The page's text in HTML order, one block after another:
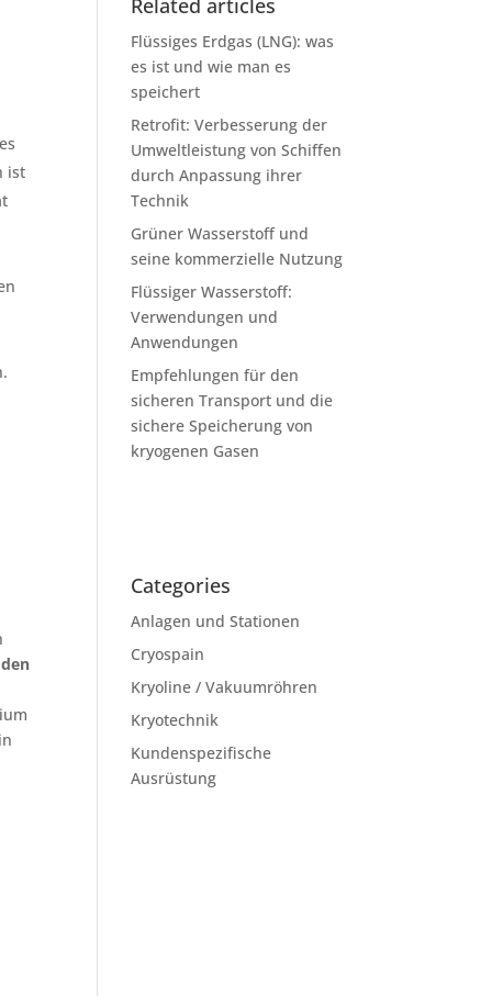
ist
Related articles
Flüssiges Erdgas (LNG): was
es ist und wie man es
speichert
Retrofit: Verbesserung der
Umweltleistung von Schiffen
durch Anpassung ihrer
Technik
Grüner Wasserstoff und
seine kommerzielle Nutzung
Flüssiger Wasserstoff:
Verwendungen und
Anwendungen
Empfehlungen für den
sicheren Transport und die
sichere Speicherung von
kryogenen Gasen
Categories
Anlagen und Stationen
Cryospain
Kryoline / Vakuumröhren
Kryotechnik
Kundenspezifische
Ausrüstung